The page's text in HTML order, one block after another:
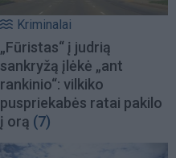
Kriminalai
„Fūristas“ į judrią
sankryžą įlėkė „ant
rankinio“: vilkiko
puspriekabės ratai pakilo
į orą (7)